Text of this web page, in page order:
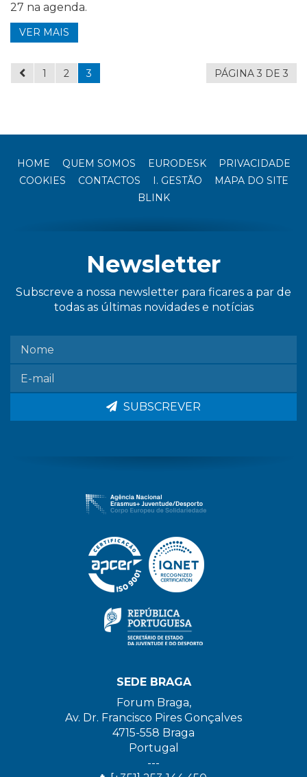
27 na agenda.
VER MAIS
1 2 3 PÁGINA 3 DE 3
HOME QUEM SOMOS EURODESK
PRIVACIDADE
COOKIES
CONTACTOS I. GESTÃO
MAPA DO SITE
BLINK
Newsletter
Subscreve a nossa newsletter para ficares a par de
todas as últimas novidades e notícias
SUBSCREVER
SEDE BRAGA
Forum Braga,
Av. Dr. Francisco Pires Gonçalves
4715-558 Braga
Portugal
---